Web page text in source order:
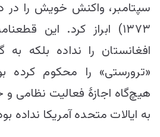
۱۳۷۳) ابراز کرد. این
افغانستان را نداده بلکه
«ترورستی» را محکوم کرده
هیچ‌گاه اجازۀ فعالیت نظامی و
به ایالات متحده آمریکا نداده